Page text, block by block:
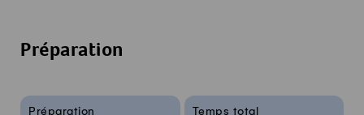
Préparation
Infos sur la recette
Préparation
Temps total